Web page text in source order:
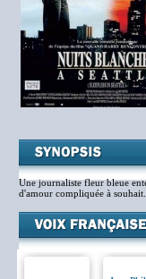
Une journaliste fleur bleue
d'amour compliquée à souhait.